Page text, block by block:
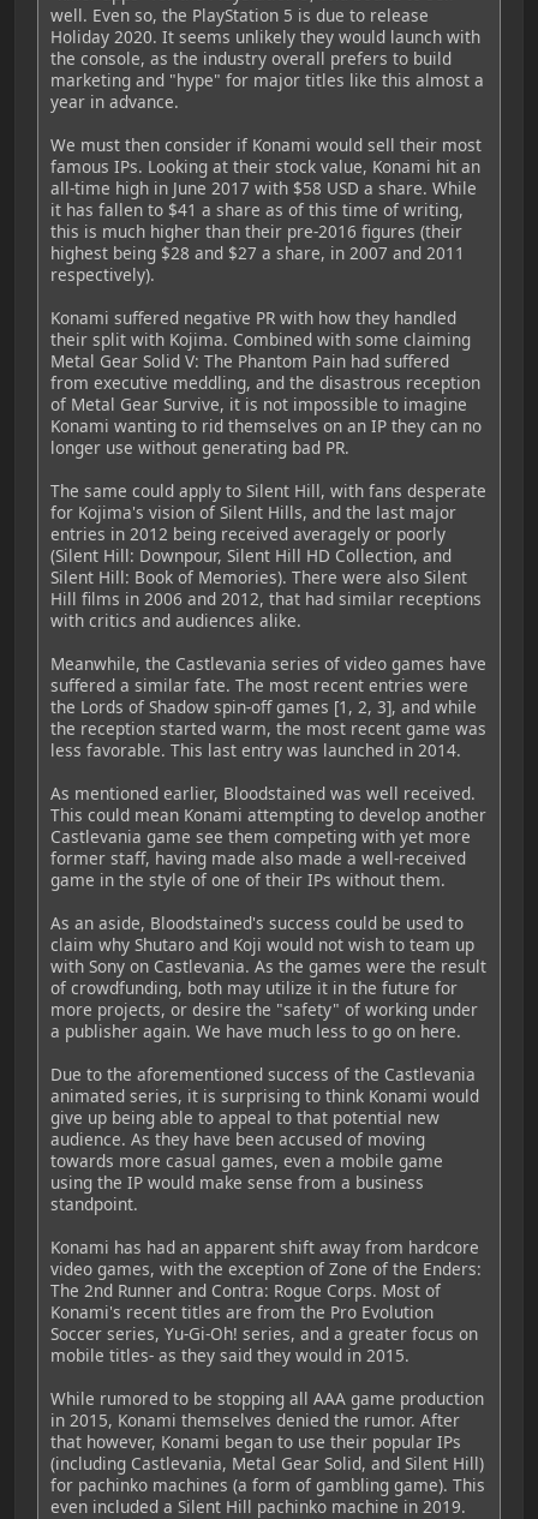
well. Even so, the PlayStation 5 is due to release
Holiday 2020. It seems unlikely they would launch with
the console, as the industry overall prefers to build
marketing and "hype" for major titles like this almost a
year in advance.
We must then consider if Konami would sell their most
famous IPs. Looking at their stock value, Konami hit an
all-time high in June 2017 with $58 USD a share. While
it has fallen to $41 a share as of this time of writing,
this is much higher than their pre-2016 figures (their
highest being $28 and $27 a share, in 2007 and 2011
respectively).
Konami suffered negative PR with how they handled
their split with Kojima. Combined with some claiming
Metal Gear Solid V: The Phantom Pain had suffered
from executive meddling, and the disastrous reception
of Metal Gear Survive, it is not impossible to imagine
Konami wanting to rid themselves on an IP they can no
longer use without generating bad PR.
The same could apply to Silent Hill, with fans desperate
for Kojima's vision of Silent Hills, and the last major
entries in 2012 being received averagely or poorly
(Silent Hill: Downpour, Silent Hill HD Collection, and
Silent Hill: Book of Memories). There were also Silent
Hill films in 2006 and 2012, that had similar receptions
with critics and audiences alike.
Meanwhile, the Castlevania series of video games have
suffered a similar fate. The most recent entries were
the Lords of Shadow spin-off games [1, 2, 3], and while
the reception started warm, the most recent game was
less favorable. This last entry was launched in 2014.
As mentioned earlier, Bloodstained was well received.
This could mean Konami attempting to develop another
Castlevania game see them competing with yet more
former staff, having made also made a well-received
game in the style of one of their IPs without them.
As an aside, Bloodstained's success could be used to
claim why Shutaro and Koji would not wish to team up
with Sony on Castlevania. As the games were the result
of crowdfunding, both may utilize it in the future for
more projects, or desire the "safety" of working under
a publisher again. We have much less to go on here.
Due to the aforementioned success of the Castlevania
animated series, it is surprising to think Konami would
give up being able to appeal to that potential new
audience. As they have been accused of moving
towards more casual games, even a mobile game
using the IP would make sense from a business
standpoint.
Konami has had an apparent shift away from hardcore
video games, with the exception of Zone of the Enders:
The 2nd Runner and Contra: Rogue Corps. Most of
Konami's recent titles are from the Pro Evolution
Soccer series, Yu-Gi-Oh! series, and a greater focus on
mobile titles- as they said they would in 2015.
While rumored to be stopping all AAA game production
in 2015, Konami themselves denied the rumor. After
that however, Konami began to use their popular IPs
(including Castlevania, Metal Gear Solid, and Silent Hill)
for pachinko machines (a form of gambling game). This
even included a Silent Hill pachinko machine in 2019.